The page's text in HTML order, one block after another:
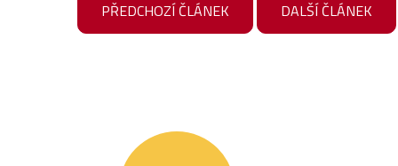
PŘEDCHOZÍ ČLÁNEK DALŠÍ ČLÁNEK